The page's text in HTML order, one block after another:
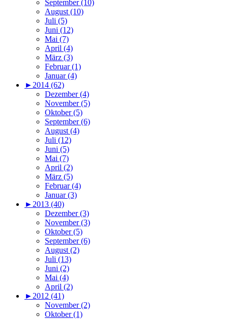
September (10)
August (10)
Juli (5)
Juni (12)
Mai (7)
April (4)
März (3)
Februar (1)
Januar (4)
► 2014 (62)
Dezember (4)
November (5)
Oktober (5)
September (6)
August (4)
Juli (12)
Juni (5)
Mai (7)
April (2)
März (5)
Februar (4)
Januar (3)
► 2013 (40)
Dezember (3)
November (3)
Oktober (5)
September (6)
August (2)
Juli (13)
Juni (2)
Mai (4)
April (2)
► 2012 (41)
November (2)
Oktober (1)